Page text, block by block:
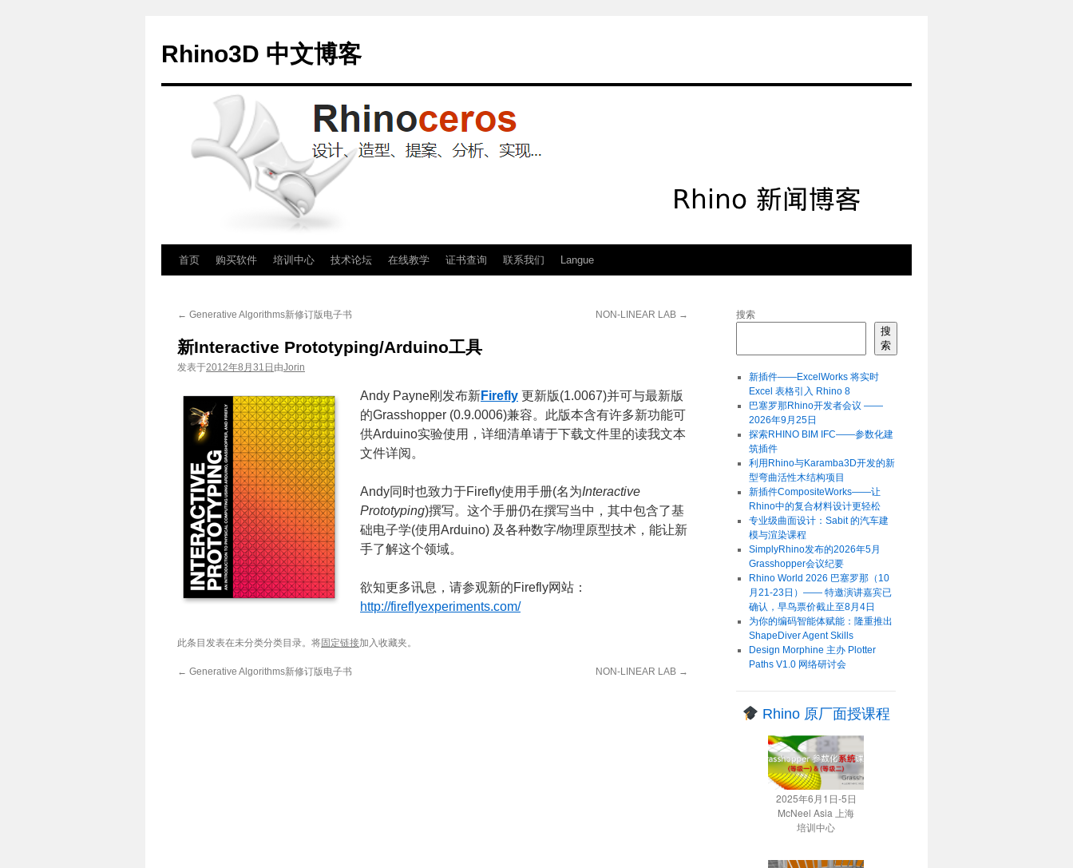
Rhino3D 中文博客
文
首页 购买软件 培训中心 技术论坛 在线教学 证书查询 联系我们 Langue
← Generative Algorithms新修订版电子书 NON-LINEAR LAB →
新Interactive Prototyping/Arduino工具
发表于2012年8月31日 由Jorin
Andy Payne刚发布新Firefly 更新版(1.0067)并可与最新版
的Grasshopper (0.9.0006)兼容。此版本含有许多新功能可
供Arduino实验使用，详细清单请于下载文件里的读我文本
文件详阅。
Andy同时也致力于Firefly使用手册(名为Interactive
Prototyping)撰写。这个手册仍在撰写当中，其中包含了基
础电子学(使用Arduino) 及各种数字/物理原型技术，能让新
手了解这个领域。
欲知更多讯息，请参观新的Firefly网站：
http://fireflyexperiments.com/
此条目发表在未分类分类目录。将固定链接加入收藏夹。
← Generative Algorithms新修订版电子书 NON-LINEAR LAB →
搜索
搜
索
新插件——ExcelWorks 将实时
Excel 表格引入 Rhino 8
巴塞罗那Rhino开发者会议 ——
2026年9月25日
探索RHINO BIM IFC——参数化建
筑插件
利用Rhino与Karamba3D开发的新
型弯曲活性木结构项目
新插件CompositeWorks——让
Rhino中的复合材料设计更轻松
专业级曲面设计：Sabit 的汽车建
模与渲染课程
SimplyRhino发布的2026年5月
Grasshopper会议纪要
Rhino World 2026 巴塞罗那（10
月21-23日）—— 特邀演讲嘉宾已
确认，早鸟票价截止至8月4日
为你的编码智能体赋能：隆重推出
ShapeDiver Agent Skills
Design Morphine 主办 Plotter
Paths V1.0 网络研讨会
Rhino 原厂面授课程
2025年6月1日-5日
McNeel Asia 上海
培训中心